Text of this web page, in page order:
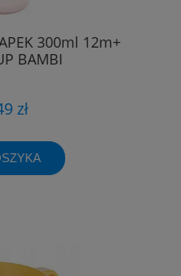
300ml 12m+
BAMBI
zł